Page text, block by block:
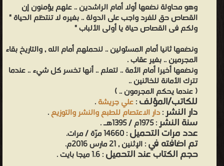
وهو محاولة نضعها أولا أمام الراشدين .. علهم يؤمنون إن
القصاص حق للفرد واجب على الدولة .. بغيره لا تنتظم الحياة "
ولكم فى القصاص حياة يا أولى الألباب "
ونضعها ثانيا أمام المسئولين .. لنحملهم أمام الله , والتاريخ بقاء
المجرمين .. بغير عقاب .
ونضعها أخيرا أمام الأمة .. لتعلم .. أنها تخسر كل شيء .. عندما
تترك الأمانة للخائنين ..
( عندما يحكم المجرمون .. )
للكاتب/المؤلف:علي جريشة.
دار النشر:دار الاعتصام للطبع والنشر والتوزيع.
سنة النشر: 1975م / 1395هـ .
عدد مرات التحميل: 14660 مرّة / مرات.
تم اضافته في: الإثنين , 21 مارس 2016م.
حجم الكتاب عند التحميل: 1.6 ميجا بايت .